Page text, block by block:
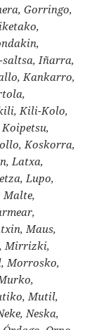
Gorringo,
saltsa, Iñarra,
Kankarro,
Kili-Kolo,
Koskorra,
Latxa,
Lupo,
Maus,
Mirrizki,
Morrosko,
Mutil,
Neska,